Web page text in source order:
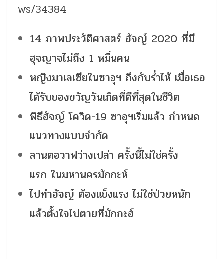
ws/34384
14 ภาพประวัติศาสตร์ ฮัจญ์ 2020 ที่มี
ฮุจญาจไม่ถึง 1 หมื่นคน
หญิงมาเลเซียในซาอุฯ ถึงกับร่ำไห้ เมื่อเธอ
ได้รับของขวัญวันเกิดที่ดีที่สุดในชีวิต
พิธีฮัจญ์ โควิด-19 ซาอุฯเริ่มแล้ว กำหนด
แนวทางแบบจำกัด
ลานตอวาฟว่างเปล่า ครั้งนี้ไม่ใช่ครั้ง
แรก ในมหานครมักกะห์
ไปทำฮัจญ์ ต้องแข็งแรง ไม่ใช่ป่วยหนัก
แล้วตั้งใจไปตายที่มักกะฮ์